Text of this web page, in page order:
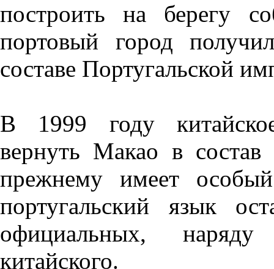
построить на берегу
портовый город
составе Португальской
В 1999 году
вернуть Макао в состав
прежнему имеет
португальский язык
официальных,
китайского.